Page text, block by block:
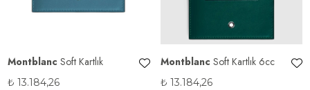
Montblanc Soft Kartlık
₺ 13.184,26
Montblanc Soft Kartlık 6cc
₺ 13.184,26